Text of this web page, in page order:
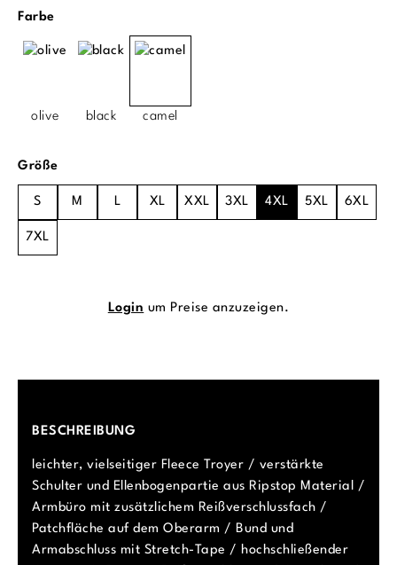
Farbeauswählen
olive black camel
Größeauswählen
S M L XL XXL 3XL 4XL 5XL 6XL
7XL
Login um Preise anzuzeigen.
BESCHREIBUNG
leichter, vielseitiger Fleece Troyer / verstärkte
Schulter und Ellenbogenpartie aus Ripstop Material /
Armbüro mit zusätzlichem Reißverschlussfach /
Patchfläche auf dem Oberarm / Bund und
Armabschluss mit Stretch-Tape / hochschließender